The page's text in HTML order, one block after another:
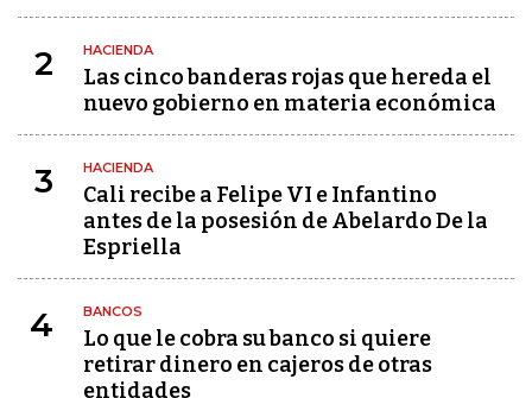
2 HACIENDA
Las cinco banderas rojas que hereda el
nuevo gobierno en materia económica
3 HACIENDA
Cali recibe a Felipe VI e Infantino
antes de la posesión de Abelardo De la
Espriella
4 BANCOS
Lo que le cobra su banco si quiere
retirar dinero en cajeros de otras
entidades